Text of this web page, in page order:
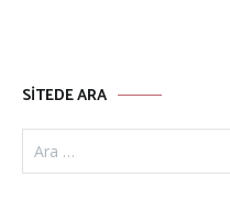
SITEDE ARA